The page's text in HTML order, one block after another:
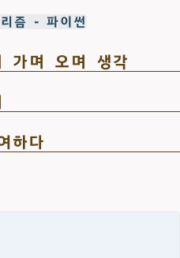
즘 - 파이썬
가며 오며 생각
하다